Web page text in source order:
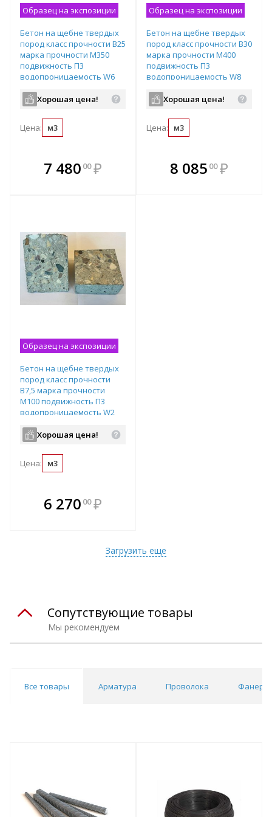
Образец на экспозиции
Бетон на щебне твердых
пород класс прочности B25
марка прочности М350
подвижность П3
водопроницаемость W6
Хорошая цена!
Цена: м3
7 480 00 ₽
В комплекте
всегда выгоднее!
Образец на экспозиции
Бетон на щебне твердых
пород класс прочности B30
марка прочности М400
подвижность П3
водопроницаемость W8
Хорошая цена!
Цена: м3
В комплекте
всегда выгоднее!
8 085 00 ₽
Образец на экспозиции
Бетон на щебне твердых
пород класс прочности
B7,5 марка прочности
М100 подвижность П3
водопроницаемость W2
Хорошая цена!
Цена: м3
6 270 00 ₽
Загрузить еще
Мы рекомендуем
Сопутствующие товары
Все товары Арматура Проволока Фанера